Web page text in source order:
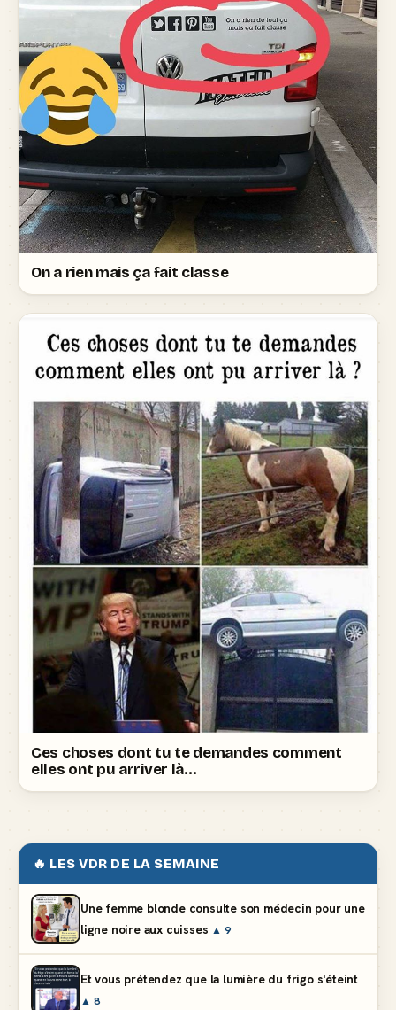
On a rien mais ça fait classe
Ces choses dont tu te demandes comment
elles ont pu arriver là…
🔥 LES VDR DE LA SEMAINE
Une femme blonde consulte son médecin pour une
ligne noire aux cuisses ▲ 9
Et vous prétendez que la lumière du frigo s'éteint
▲ 8